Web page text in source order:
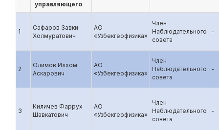
управляющего
1
Сафаров Завки
Холмуратович
АО
«Узбекгеофизика»
Член
Наблюдательного
совета
-
2
Олимов Илхом
Аскарович
АО
«Узбекгеофизика»
Член
Наблюдательного
совета
-
3
Киличев Фаррух
Шавкатович
АО
«Узбекгеофизика»
Член
Наблюдательного
совета
-